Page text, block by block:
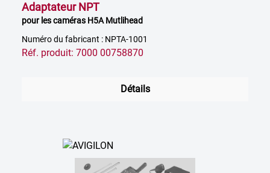
Adaptateur NPT
pour les caméras H5A Mutlihead
Numéro du fabricant : NPTA-1001
Réf. produit: 7000 00758870
Détails